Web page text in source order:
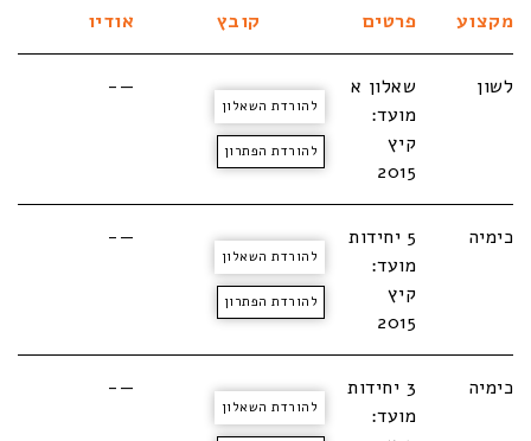
מקצוע פרטים קובץ אודיו
לשון
שאלון א
מועד:
קיץ
2015
להורדת השאלון
להורדת הפתרון
—-
כימיה
5 יחידות
מועד:
קיץ
2015
להורדת השאלון
להורדת הפתרון
—-
כימיה
3 יחידות
מועד:
להורדת השאלון
—-